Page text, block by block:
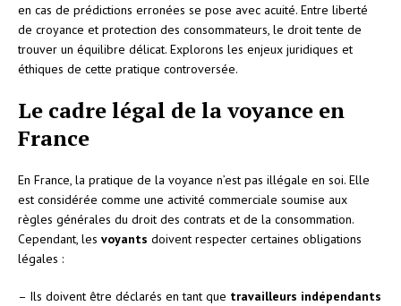
en cas de prédictions erronées se pose avec acuité. Entre liberté
de croyance et protection des consommateurs, le droit tente de
trouver un équilibre délicat. Explorons les enjeux juridiques et
éthiques de cette pratique controversée.
Le cadre légal de la voyance en
France
En France, la pratique de la voyance n’est pas illégale en soi. Elle
est considérée comme une activité commerciale soumise aux
règles générales du droit des contrats et de la consommation.
Cependant, les voyants doivent respecter certaines obligations
légales :
– Ils doivent être déclarés en tant que travailleurs indépendants